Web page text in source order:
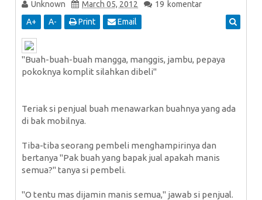
Unknown March 05, 2012 19 komentar
A+ A- Print Email
"Buah-buah-buah mangga, manggis, jambu, pepaya
pokoknya komplit silahkan dibeli"
Teriak si penjual buah menawarkan buahnya yang ada
di bak mobilnya.
Tiba-tiba seorang pembeli menghampirinya dan
bertanya "Pak buah yang bapak jual apakah manis
semua?" tanya si pembeli.
"O tentu mas dijamin manis semua," jawab si penjual.